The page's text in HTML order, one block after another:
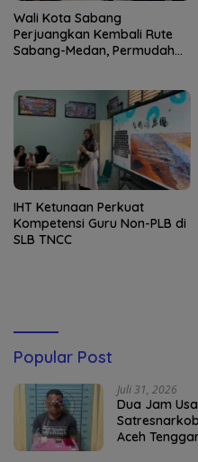
Wali Kota Sabang
Perjuangkan Kembali Rute
Sabang-Medan, Permudah
IHT Ketunaan Perkuat
Kompetensi Guru Non-PLB di
SLB TNCC
Popular Post
Juli 31, 2026
Dua Jam
Aceh